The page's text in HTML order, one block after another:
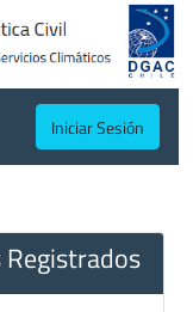
Iniciar Sesión